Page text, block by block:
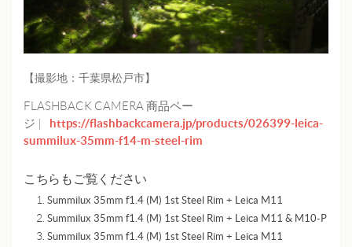
【撮影地：千葉県松戸市】
FLASHBACK CAMERA 商品ペー
ジ |
https://flashbackcamera.jp/products/026399-leica-
summilux-35mm-f14-m-steel-rim
こちらもご覧ください
Summilux 35mm f1.4 (M) 1st Steel Rim + Leica M11
Summilux 35mm f1.4 (M) 1st Steel Rim + Leica M11 & M10-P
Summilux 35mm f1.4 (M) 1st Steel Rim + Leica M11